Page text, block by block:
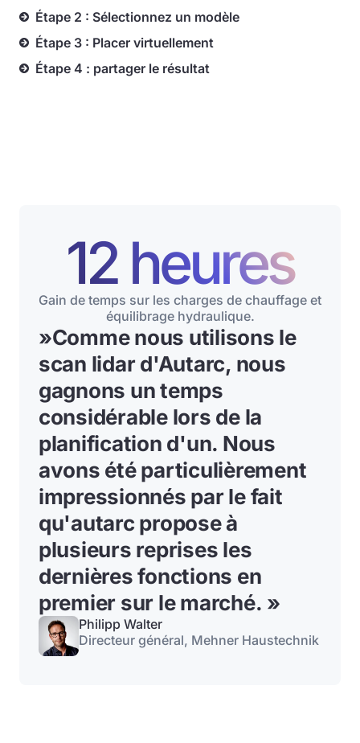
Étape 2 : Sélectionnez un modèle
Étape 3 : Placer virtuellement
Étape 4 : partager le résultat
12 heures
Gain de temps sur les charges de chauffage et
équilibrage hydraulique.
»Comme nous utilisons le
scan lidar d'Autarc, nous
gagnons un temps
considérable lors de la
planification d'un. Nous
avons été particulièrement
impressionnés par le fait
qu'autarc propose à
plusieurs reprises les
dernières fonctions en
premier sur le marché. »
Philipp Walter
Directeur général, Mehner Haustechnik